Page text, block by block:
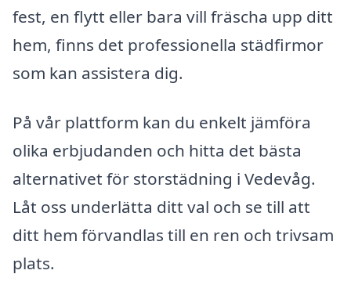
fest, en flytt eller bara vill fräscha upp ditt
hem, finns det professionella städfirmor
som kan assistera dig.
På vår plattform kan du enkelt jämföra
olika erbjudanden och hitta det bästa
alternativet för storstädning i Vedevåg.
Låt oss underlätta ditt val och se till att
ditt hem förvandlas till en ren och trivsam
plats.